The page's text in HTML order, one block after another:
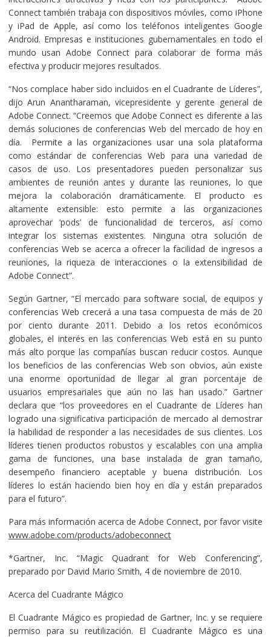
Connect también trabaja con dispositivos móviles, como iPhone
y iPad de Apple, así como los teléfonos inteligentes Google
Android. Empresas e instituciones gubernamentales en todo el
mundo usan Adobe Connect para colaborar de forma más
efectiva y producir mejores resultados.
“Nos complace haber sido incluidos en el Cuadrante de Líderes”,
dijo Arun Anantharaman, vicepresidente y gerente general de
Adobe Connect. “Creemos que Adobe Connect es diferente a las
demás soluciones de conferencias Web del mercado de hoy en
día. Permite a las organizaciones usar una sola plataforma
como estándar de conferencias Web para una variedad de
casos de uso. Los presentadores pueden personalizar sus
ambientes de reunión antes y durante las reuniones, lo que
mejora la colaboración dramáticamente. El producto es
altamente extensible: esto permite a las organizaciones
aprovechar ‘pods’ de funcionalidad de terceros, así como
integrar los sistemas existentes. Ninguna otra solución de
conferencias Web se acerca a ofrecer la facilidad de ingresos a
reuniones, la riqueza de interacciones o la extensibilidad de
Adobe Connect”.
Según Gartner, “El mercado para software social, de equipos y
conferencias Web crecerá a una tasa compuesta de más de 20
por ciento durante 2011. Debido a los retos económicos
globales, el interés en las conferencias Web está en su punto
más alto porque las compañías buscan reducir costos. Aunque
los beneficios de las conferencias Web son obvios, aún existe
una enorme oportunidad de llegar al gran porcentaje de
usuarios empresariales que aún no las han usado.” Gartner
declara que “los proveedores en el Cuadrante de Líderes han
logrado una significativa participación de mercado al demostrar
la habilidad de responder a las necesidades de sus clientes. Los
líderes tienen productos robustos y escalables con una amplia
gama de funciones, una base instalada de gran tamaño,
desempeño financiero aceptable y buena distribución. Los
líderes lo están haciendo bien hoy en día y están preparados
para el futuro”.
Para más información acerca de Adobe Connect, por favor visite
www.adobe.com/products/adobeconnect
*Gartner, Inc. “Magic Quadrant for Web Conferencing”,
preparado por David Mario Smith, 4 de noviembre de 2010.
Acerca del Cuadrante Mágico
El Cuadrante Mágico es propiedad de Gartner, Inc. y se requiere
permiso para su reutilización. El Cuadrante Mágico es una